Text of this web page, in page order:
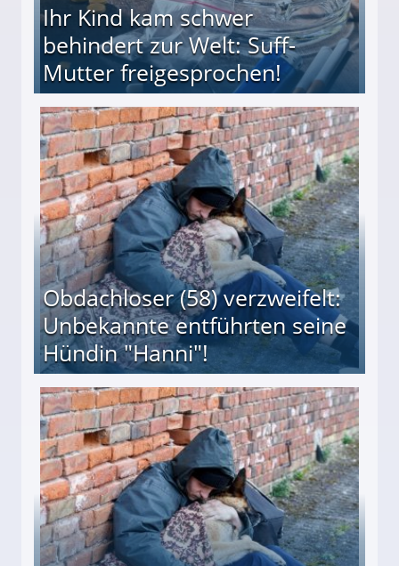
Ihr Kind kam schwer
behindert zur Welt: Suff-
Mutter freigesprochen!
Mutter freigesprochen!
Obdachloser (58) verzweifelt:
Unbekannte entführten seine
Hündin "Hanni"!
entführten seine Hündin "Hanni"!